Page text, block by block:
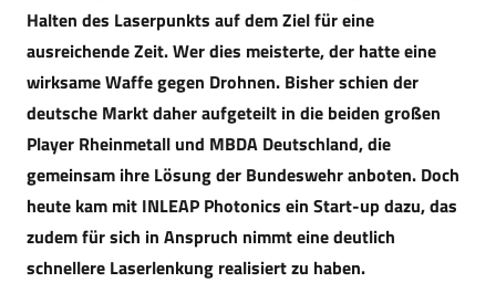
Halten des Laserpunkts auf dem Ziel für eine
ausreichende Zeit. Wer dies meisterte, der hatte eine
wirksame Waffe gegen Drohnen. Bisher schien der
deutsche Markt daher aufgeteilt in die beiden großen
Player Rheinmetall und MBDA Deutschland, die
gemeinsam ihre Lösung der Bundeswehr anboten. Doch
heute kam mit INLEAP Photonics ein Start-up dazu, das
zudem für sich in Anspruch nimmt eine deutlich
schnellere Laserlenkung realisiert zu haben.